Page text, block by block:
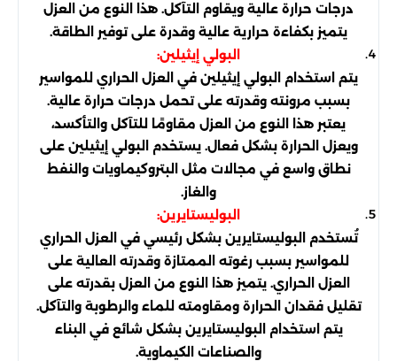
درجات حرارة عالية ويقاوم التآكل. هذا النوع من العزل
يتميز بكفاءة حرارية عالية وقدرة على توفير الطاقة.
البولي إيثيلين:
يتم استخدام البولي إيثيلين في العزل الحراري للمواسير
بسبب مرونته وقدرته على تحمل درجات حرارة عالية.
يعتبر هذا النوع من العزل مقاومًا للتآكل والتأكسد،
ويعزل الحرارة بشكل فعال. يستخدم البولي إيثيلين على
نطاق واسع في مجالات مثل البتروكيماويات والنفط
والغاز.
البوليستايرين:
تُستخدم البوليستايرين بشكل رئيسي في العزل الحراري
للمواسير بسبب رغوته الممتازة وقدرته العالية على
العزل الحراري. يتميز هذا النوع من العزل بقدرته على
تقليل فقدان الحرارة ومقاومته للماء والرطوبة والتآكل.
يتم استخدام البوليستايرين بشكل شائع في البناء
والصناعات الكيماوية.